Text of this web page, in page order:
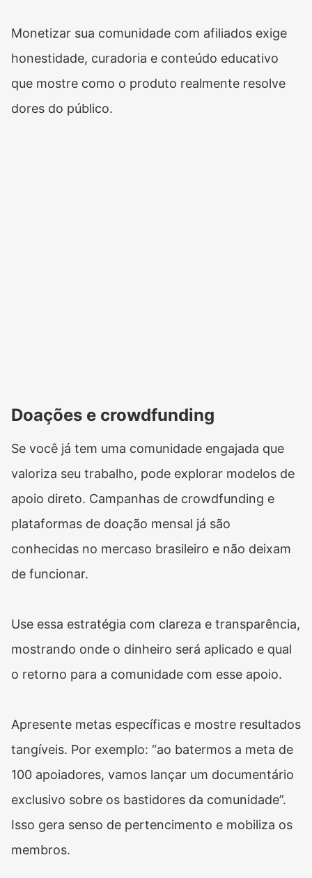
Monetizar sua comunidade com afiliados exige
honestidade, curadoria e conteúdo educativo
que mostre como o produto realmente resolve
dores do público.
Doações e crowdfunding
Se você já tem uma comunidade engajada que
valoriza seu trabalho, pode explorar modelos de
apoio direto. Campanhas de crowdfunding e
plataformas de doação mensal já são
conhecidas no mercaso brasileiro e não deixam
de funcionar.
Use essa estratégia com clareza e transparência,
mostrando onde o dinheiro será aplicado e qual
o retorno para a comunidade com esse apoio.
Apresente metas específicas e mostre resultados
tangíveis. Por exemplo: “ao batermos a meta de
100 apoiadores, vamos lançar um documentário
exclusivo sobre os bastidores da comunidade”.
Isso gera senso de pertencimento e mobiliza os
membros.